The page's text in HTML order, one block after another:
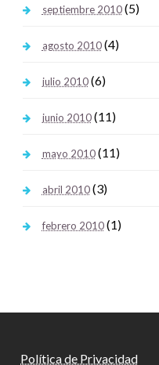
septiembre 2010(5)
agosto 2010(4)
julio 2010(6)
junio 2010(11)
mayo 2010(11)
abril 2010(3)
febrero 2010(1)
Política de Privacidad